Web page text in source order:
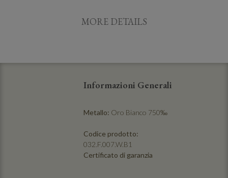
MORE DETAILS
Informazioni Generali
Metallo: Oro Bianco 750‰
Codice prodotto:
032.F.007.W.B1
Certificato di garanzia